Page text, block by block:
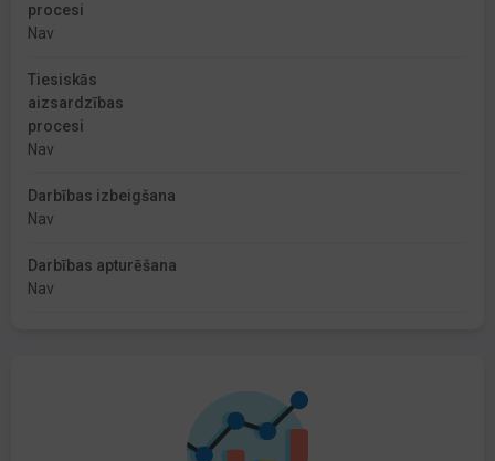
procesi
Nav
Tiesiskās
aizsardzības
procesi
Nav
Darbības izbeigšana
Nav
Darbības apturēšana
Nav